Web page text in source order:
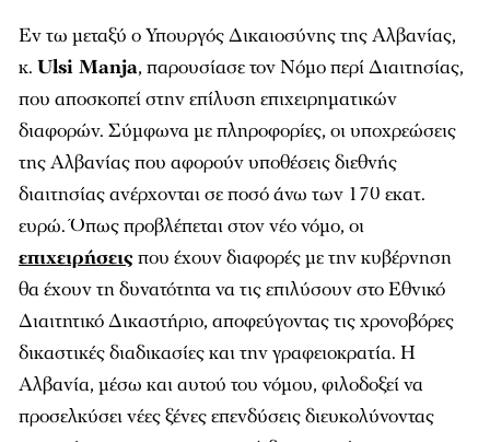
Εν τω μεταξύ ο Υπουργός Δικαιοσύνης της Αλβανίας,
κ. Ulsi Manja, παρουσίασε τον Νόμο περί Διαιτησίας,
που αποσκοπεί στην επίλυση επιχειρηματικών
διαφορών. Σύμφωνα με πληροφορίες, οι υποχρεώσεις
της Αλβανίας που αφορούν υποθέσεις διεθνής
διαιτησίας ανέρχονται σε ποσό άνω των 170 εκατ.
ευρώ. Όπως προβλέπεται στον νέο νόμο, οι
επιχειρήσειςπου έχουν διαφορές με την κυβέρνηση
θα έχουν τη δυνατότητα να τις επιλύσουν στο Εθνικό
Διαιτητικό Δικαστήριο, αποφεύγοντας τις χρονοβόρες
δικαστικές διαδικασίες και την γραφειοκρατία. Η
Αλβανία, μέσω και αυτού του νόμου, φιλοδοξεί να
προσελκύσει νέες ξένες επενδύσεις διευκολύνοντας